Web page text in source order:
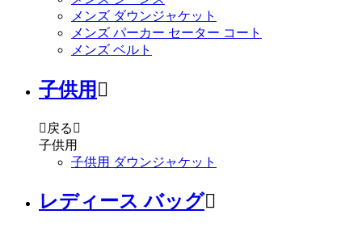
メンズ ダウンジャケット
メンズ パーカー セーター コート
メンズ ベルト
子供用 
 戻る 
子供用
子供用 ダウンジャケット
レディース バッグ